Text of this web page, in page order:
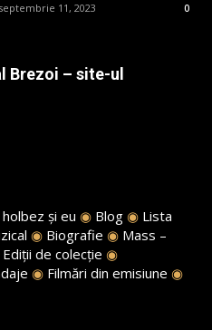
septembrie 11, 2023 0
Brezoi – site-ul
holbez și eu ◉ Blog ◉ Lista
◉ Biografie ◉ Mass –
Ediții de colecție ◉
◉ Filmări din emisiune ◉